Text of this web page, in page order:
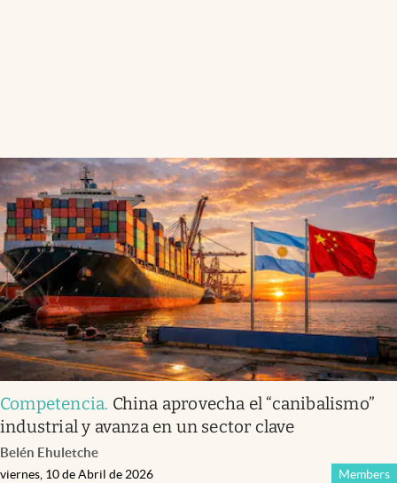
Competencia. China aprovecha el “canibalismo”
industrial y avanza en un sector clave
Belén Ehuletche
Members
viernes, 10 de Abril de 2026